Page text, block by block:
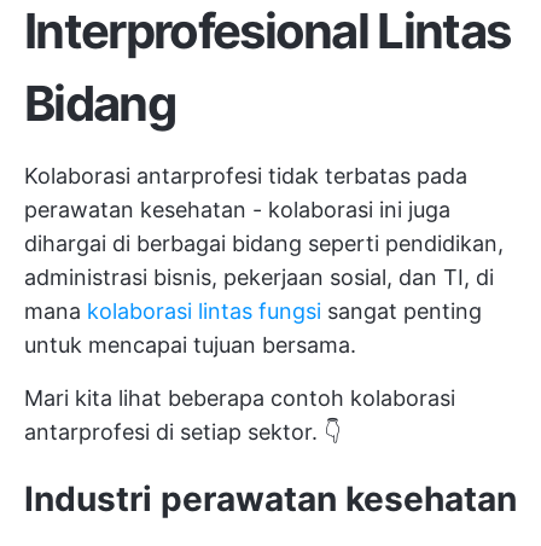
Interprofesional Lintas
Bidang
Kolaborasi antarprofesi tidak terbatas pada
perawatan kesehatan - kolaborasi ini juga
dihargai di berbagai bidang seperti pendidikan,
administrasi bisnis, pekerjaan sosial, dan TI, di
mana kolaborasi lintas fungsi sangat penting
untuk mencapai tujuan bersama.
Mari kita lihat beberapa contoh kolaborasi
antarprofesi di setiap sektor. 👇
Industri perawatan kesehatan